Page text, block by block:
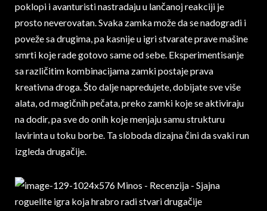
poklopi i avanturisti nastradaju u lančanoj reakciji je
prosto neverovatan. Svaka zamka može da se nadogradi i
poveže sa drugima, pa kasnije u igri stvarate prave mašine
smrti koje rade gotovo same od sebe. Eksperimentisanje
sa različitim kombinacijama zamki postaje prava
kreativna droga. Što dalje napredujete, dobijate sve više
alata, od magičnih pečata, preko zamki koje se aktiviraju
na dodir, pa sve do onih koje menjaju samu strukturu
lavirinta u toku borbe. Ta sloboda dizajna čini da svaki run
izgleda drugačije.